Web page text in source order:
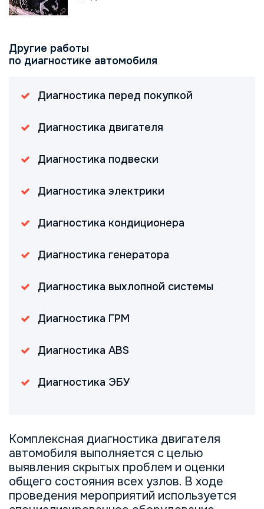
Комплексная диагностика двигателя
автомобиля выполняется с целью
выявления скрытых проблем и оценки
общего состояния всех узлов. В ходе
проведения мероприятий используется
Другие работы
по диагностике автомобиля
Диагностика перед покупкой
Диагностика двигателя
Диагностика подвески
Диагностика электрики
Диагностика кондиционера
Диагностика генератора
Диагностика выхлопной системы
Диагностика ГРМ
Диагностика ABS
Диагностика ЭБУ